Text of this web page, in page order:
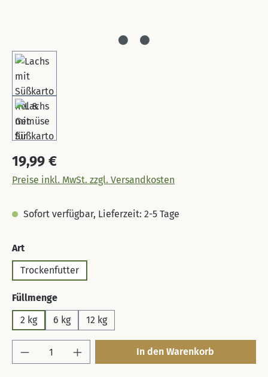
Regulärer Preis:
19,99 €
Preise inkl. MwSt. zzgl. Versandkosten
Sofort verfügbar, Lieferzeit: 2-5 Tage
Artauswählen
Trockenfutter
Füllmengeauswählen
2 kg
6 kg 12 kg
Produkt Anzahl: Gib den gewünschten
In den Warenkorb